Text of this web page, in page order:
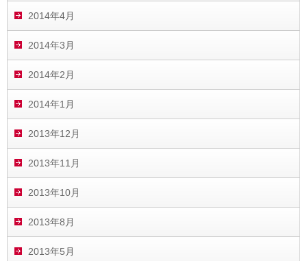
2014年4月
2014年3月
2014年2月
2014年1月
2013年12月
2013年11月
2013年10月
2013年8月
2013年5月